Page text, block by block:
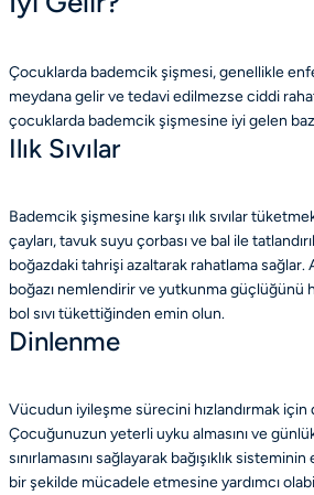
Çocuklarda bademcik şişmesi, genellikle
meydana gelir ve tedavi edilmezse ciddi
çocuklarda bademcik şişmesine iyi gelen
Ilık Sıvılar
Bademcik şişmesine karşı ılık sıvılar
çayları, tavuk suyu çorbası ve bal ile
boğazdaki tahrişi azaltarak rahatlama sağlar.
boğazı nemlendirir ve yutkunma güçlüğünü
bol sıvı tükettiğinden emin olun.
Dinlenme
Vücudun iyileşme sürecini hızlandırmak için
Çocuğunuzun yeterli uyku almasını ve
sınırlamasını sağlayarak bağışıklık
bir şekilde mücadele etmesine yardımcı